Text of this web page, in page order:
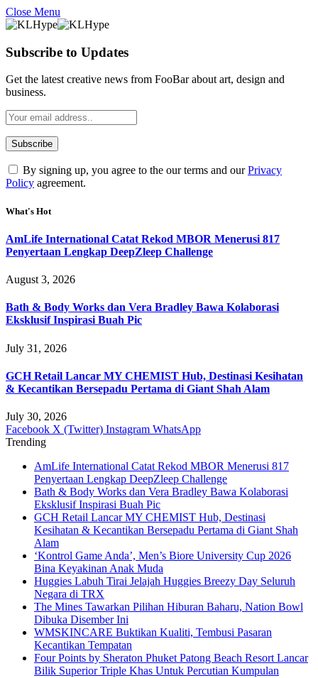
Close Menu
Subscribe to Updates
Get the latest creative news from FooBar about art, design and
business.
By signing up, you agree to the our terms and ourPrivacy
Policy agreement.
What's Hot
AmLife International Catat Rekod MBOR Menerusi 817
Penyertaan Lengkap DeepZleep Challenge
August 3, 2026
Bath & Body Works dan Vera Bradley Bawa Kolaborasi
Eksklusif Inspirasi Buah Pic
July 31, 2026
GCH Retail Lancar MY CHEMIST Hub, Destinasi Kesihatan
& Kecantikan Bersepadu Pertama di Giant Shah Alam
July 30, 2026
Facebook X (Twitter) Instagram WhatsApp
Trending
AmLife International Catat Rekod MBOR Menerusi 817
Penyertaan Lengkap DeepZleep Challenge
Bath & Body Works dan Vera Bradley Bawa Kolaborasi
Eksklusif Inspirasi Buah Pic
GCH Retail Lancar MY CHEMIST Hub, Destinasi
Kesihatan & Kecantikan Bersepadu Pertama di Giant Shah
Alam
‘Kontrol Game Anda’, Men’s Biore University Cup 2026
Bina Keyakinan Anak Muda
Huggies Labuh Tirai Jelajah Huggies Breezy Day Seluruh
Negara di TRX
The Mines Tawarkan Pilihan Hiburan Baharu, Nation Bowl
Dibuka Disember Ini
WMSKINCARE Buktikan Kualiti, Tembusi Pasaran
Kecantikan Tempatan
Four Points by Sheraton Phuket Patong Beach Resort Lancar
Bilik Superior Triple Khas Untuk Percutian Kumpulan